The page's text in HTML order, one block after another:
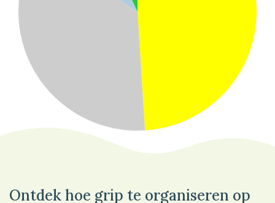
Ontdek hoe grip te organiseren op